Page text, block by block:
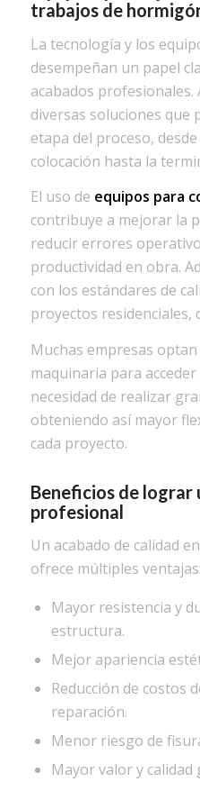
trabajos de
La tecnología y los
desempeñan un papel
acabados
diversas soluciones que
etapa del proceso,
colocación hasta la
El uso de equipos para
contribuye a mejorar la
reducir errores
productividad en obra.
con los estándares de
proyectos residenciales,
Muchas empresas
maquinaria para
necesidad de realizar
obteniendo así mayor
cada proyecto.
Beneficios de lograr
profesional
Un acabado de calidad
ofrece múltiples ventajas:
Mayor resistencia y
estructura.
Mejor apariencia
Reducción de costos
reparación.
Menor riesgo de
Mayor valor y